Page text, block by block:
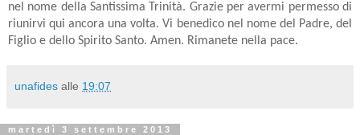
nel nome della Santissima Trinità. Grazie per avermi permesso di
riunirvi qui ancora una volta. Vi benedico nel nome del Padre, del
Figlio e dello Spirito Santo. Amen. Rimanete nella pace.
unafides alle 19:07
martedì 3 settembre 2013